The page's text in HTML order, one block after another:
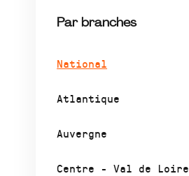
Par branches
National
Atlantique
Auvergne
Centre - Val de Loire